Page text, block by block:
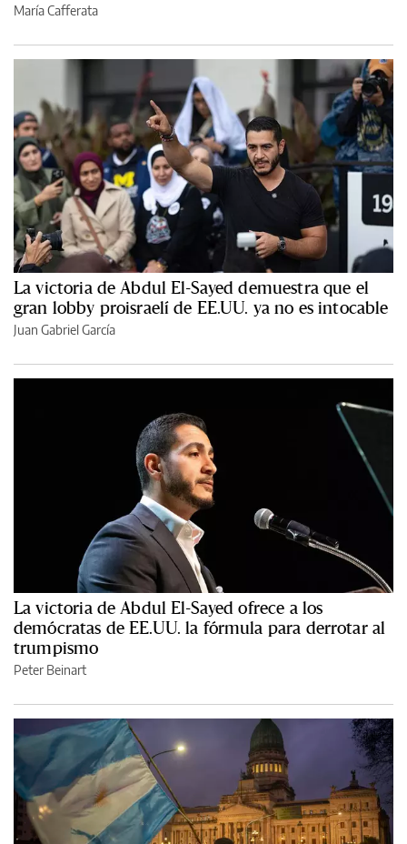
María Cafferata
La victoria de Abdul El-Sayed demuestra que el
gran lobby proisraelí de EE.UU. ya no es intocable
Juan Gabriel García
La victoria de Abdul El-Sayed ofrece a los
demócratas de EE.UU. la fórmula para derrotar al
trumpismo
Peter Beinart